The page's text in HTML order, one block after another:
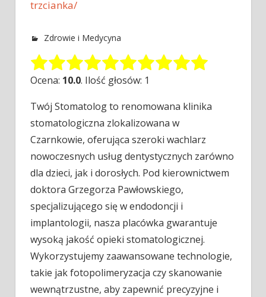
trzcianka/
Zdrowie i Medycyna
Ocena: 10.0. Ilość głosów: 1
Twój Stomatolog to renomowana klinika
stomatologiczna zlokalizowana w
Czarnkowie, oferująca szeroki wachlarz
nowoczesnych usług dentystycznych zarówno
dla dzieci, jak i dorosłych. Pod kierownictwem
doktora Grzegorza Pawłowskiego,
specjalizującego się w endodoncji i
implantologii, nasza placówka gwarantuje
wysoką jakość opieki stomatologicznej.
Wykorzystujemy zaawansowane technologie,
takie jak fotopolimeryzacja czy skanowanie
wewnątrzustne, aby zapewnić precyzyjne i